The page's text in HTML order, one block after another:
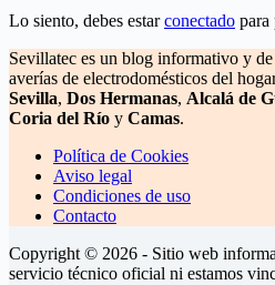
Lo siento, debes estarconectado para
Sevillatec es un blog informativo y
averías de electrodomésticos del
Sevilla, Dos Hermanas, Alcalá de
Coria del Río y Camas.
Política de Cookies
Aviso legal
Condiciones de uso
Contacto
Copyright © 2026 - Sitio web
servicio técnico oficial ni estamos